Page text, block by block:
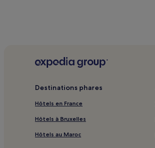
Destinations phares
Hôtels en France
Hôtels à Bruxelles
Hôtels au Maroc